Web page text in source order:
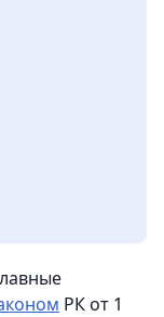
РК от 1